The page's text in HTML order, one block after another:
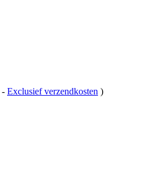
- Exclusief verzendkosten )